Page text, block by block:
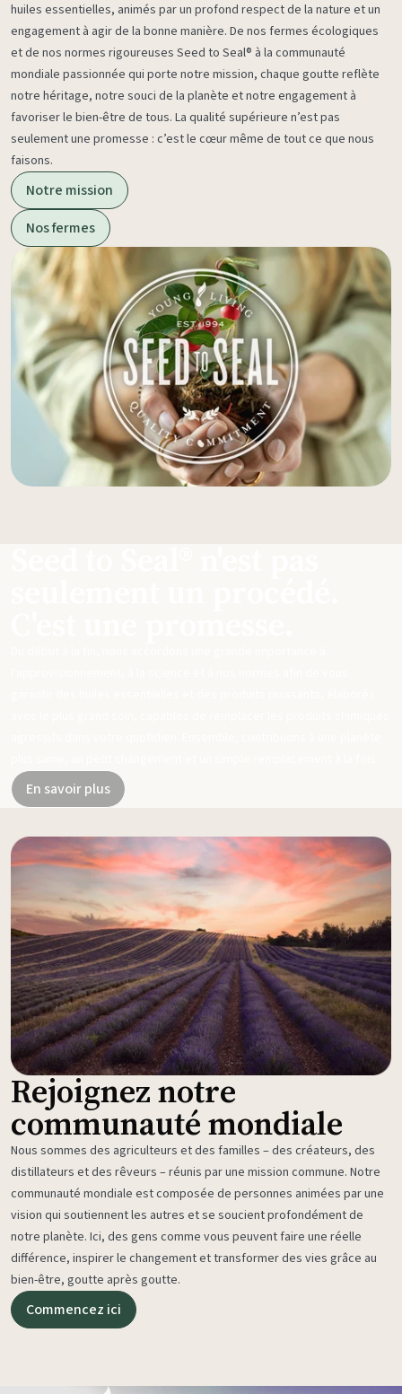
huiles essentielles, animés par un profond respect de la nature et un
engagement à agir de la bonne manière. De nos fermes écologiques
et de nos normes rigoureuses Seed to Seal® à la communauté
mondiale passionnée qui porte notre mission, chaque goutte reflète
notre héritage, notre souci de la planète et notre engagement à
favoriser le bien-être de tous. La qualité supérieure n’est pas
seulement une promesse : c’est le cœur même de tout ce que nous
faisons.
Notre mission
Nos fermes
Seed to Seal® n'est pas
En savoir plus
Rejoignez notre
communauté mondiale
Nous sommes des agriculteurs et des familles – des créateurs, des
distillateurs et des rêveurs – réunis par une mission commune. Notre
communauté mondiale est composée de personnes animées par une
vision qui soutiennent les autres et se soucient profondément de
notre planète. Ici, des gens comme vous peuvent faire une réelle
différence, inspirer le changement et transformer des vies grâce au
bien-être, goutte après goutte.
Commencez ici